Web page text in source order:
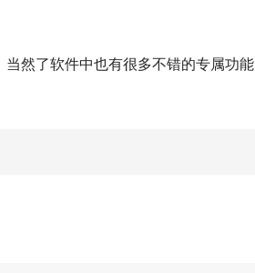
然了软件中也有很多不错的专属功能